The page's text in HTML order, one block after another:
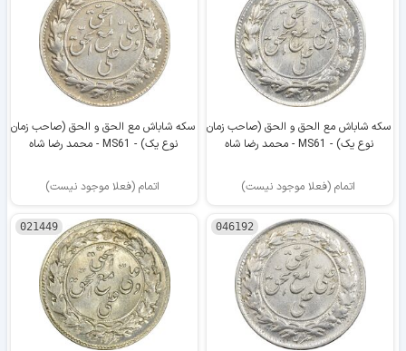
سکه شاباش مع الحق و الحق (صاحب زمان
نوع یک) - MS61 - محمد رضا شاه
اتمام (فعلا موجود نیست)
سکه شاباش مع الحق و الحق (صاحب زمان
نوع یک) - MS61 - محمد رضا شاه
اتمام (فعلا موجود نیست)
046192
021449